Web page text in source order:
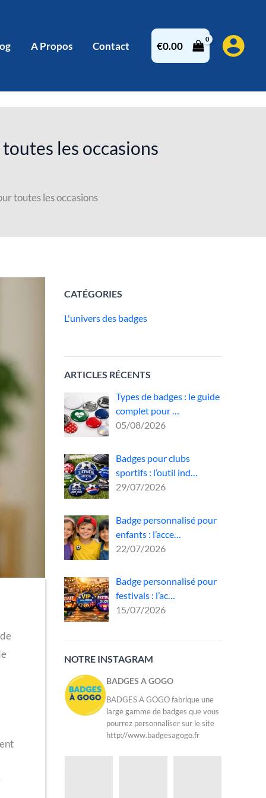
A Propos Contact €0.00
les occasions
toutes les occasions
CATÉGORIES
L'univers des badges
ARTICLES RÉCENTS
Types de badges : le guide
complet pour …
05/08/2026
Badges pour clubs
sportifs : l’outil ind…
29/07/2026
Badge personnalisé pour
enfants : l’acce…
22/07/2026
Badge personnalisé pour
festivals : l’ac…
15/07/2026
NOTRE INSTAGRAM
BADGES A GOGO
BADGES A GOGO fabrique une
large gamme de badges que vous
pourrez personnaliser sur le site
http://www.badgesagogo.fr